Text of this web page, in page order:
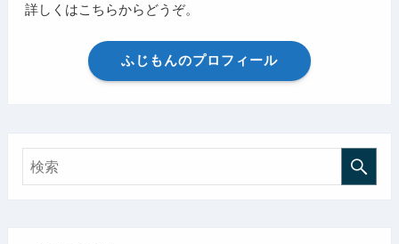
詳しくはこちらからどうぞ。
ふじもんのプロフィール